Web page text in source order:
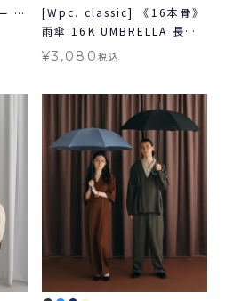
コ
[Wpc. classic] 《16本骨》
雨傘 16K UMBRELLA 長傘
クラシック 晴雨兼用 多骨 ユ
¥3,080 税込